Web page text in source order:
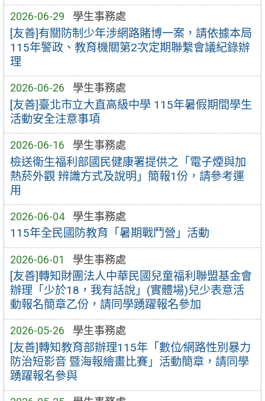
2026-06-29 學生事務處
[友善]有關防制少年涉網路賭博一案，請依據本局
115年警政、教育機關第2次定期聯繫會議紀錄辦
理
2026-06-26 學生事務處
[友善]臺北市立大直高級中學 115年暑假期間學生
活動安全注意事項
2026-06-16 學生事務處
檢送衛生福利部國民健康署提供之「電子煙與加
熱菸外觀 辨識方式及說明」簡報1份，請參考運
用
2026-06-04 學生事務處
115年全民國防教育「暑期戰鬥營」活動
2026-06-01 學生事務處
[友善]轉知財團法人中華民國兒童福利聯盟基金會
辦理「少於18，我有話說」(實體場)兒少表意活
動報名簡章乙份，請同學踴躍報名參加
2026-05-26 學生事務處
[友善]轉知教育部辦理115年「數位∕網路性別暴力
防治短影音 暨海報繪畫比賽」活動簡章，請同學
踴躍報名參與